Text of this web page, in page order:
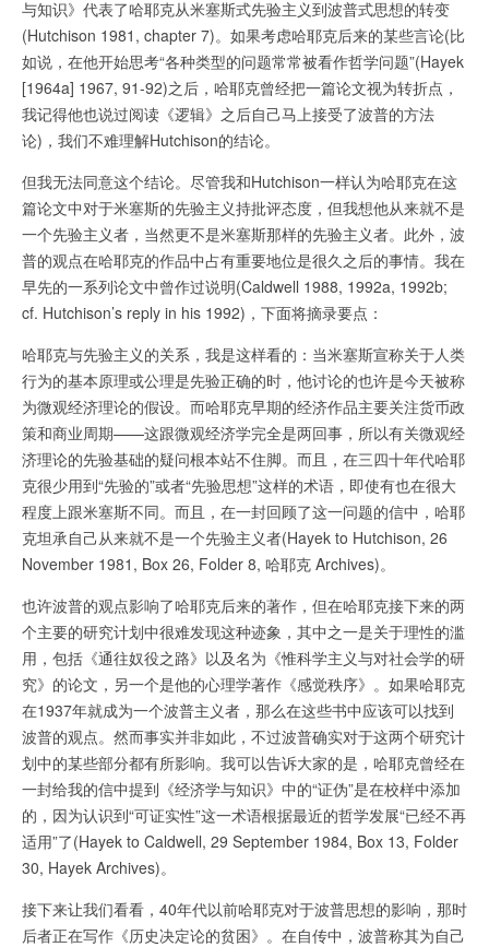
与知识》代表了哈耶克从米塞斯式先验主义到波普式思想的转变
(Hutchison 1981, chapter 7)。如果考虑哈耶克后来的某些言论(比
如说，在他开始思考“各种类型的问题常常被看作哲学问题”(Hayek
[1964a] 1967, 91-92)之后，哈耶克曾经把一篇论文视为转折点，
我记得他也说过阅读《逻辑》之后自己马上接受了波普的方法
论)，我们不难理解Hutchison的结论。
但我无法同意这个结论。尽管我和Hutchison一样认为哈耶克在这
篇论文中对于米塞斯的先验主义持批评态度，但我想他从来就不是
一个先验主义者，当然更不是米塞斯那样的先验主义者。此外，波
普的观点在哈耶克的作品中占有重要地位是很久之后的事情。我在
早先的一系列论文中曾作过说明(Caldwell 1988, 1992a, 1992b;
cf. Hutchison’s reply in his 1992)，下面将摘录要点：
哈耶克与先验主义的关系，我是这样看的：当米塞斯宣称关于人类
行为的基本原理或公理是先验正确的时，他讨论的也许是今天被称
为微观经济理论的假设。而哈耶克早期的经济作品主要关注货币政
策和商业周期——这跟微观经济学完全是两回事，所以有关微观经
济理论的先验基础的疑问根本站不住脚。而且，在三四十年代哈耶
克很少用到“先验的”或者“先验思想”这样的术语，即使有也在很大
程度上跟米塞斯不同。而且，在一封回顾了这一问题的信中，哈耶
克坦承自己从来就不是一个先验主义者(Hayek to Hutchison, 26
November 1981, Box 26, Folder 8, 哈耶克 Archives)。
也许波普的观点影响了哈耶克后来的著作，但在哈耶克接下来的两
个主要的研究计划中很难发现这种迹象，其中之一是关于理性的滥
用，包括《通往奴役之路》以及名为《惟科学主义与对社会学的研
究》的论文，另一个是他的心理学著作《感觉秩序》。如果哈耶克
在1937年就成为一个波普主义者，那么在这些书中应该可以找到
波普的观点。然而事实并非如此，不过波普确实对于这两个研究计
划中的某些部分都有所影响。我可以告诉大家的是，哈耶克曾经在
一封给我的信中提到《经济学与知识》中的“证伪”是在校样中添加
的，因为认识到“可证实性”这一术语根据最近的哲学发展“已经不再
适用”了(Hayek to Caldwell, 29 September 1984, Box 13, Folder
30, Hayek Archives)。
接下来让我们看看，40年代以前哈耶克对于波普思想的影响，那时
后者正在写作《历史决定论的贫困》。在自传中，波普称其为自己